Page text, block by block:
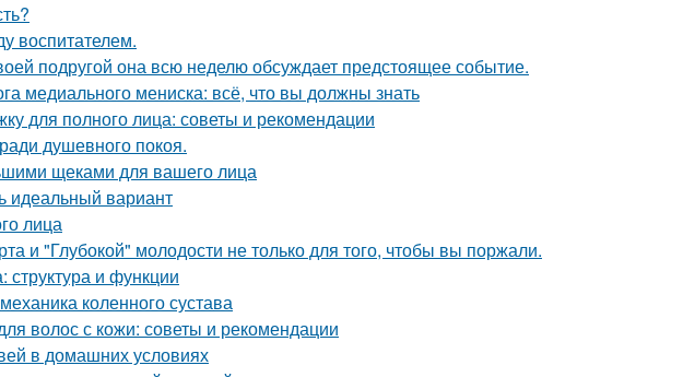
воспитателем.
подругой она всю неделю обсуждает предстоящее событие.
медиального мениска: всё, что вы должны знать
для полного лица: советы и рекомендации
душевного покоя.
щеками для вашего лица
идеальный вариант
лица
и "Глубокой" молодости не только для того, чтобы вы поржали.
и функции
коленного сустава
волос с кожи: советы и рекомендации
в домашних условиях